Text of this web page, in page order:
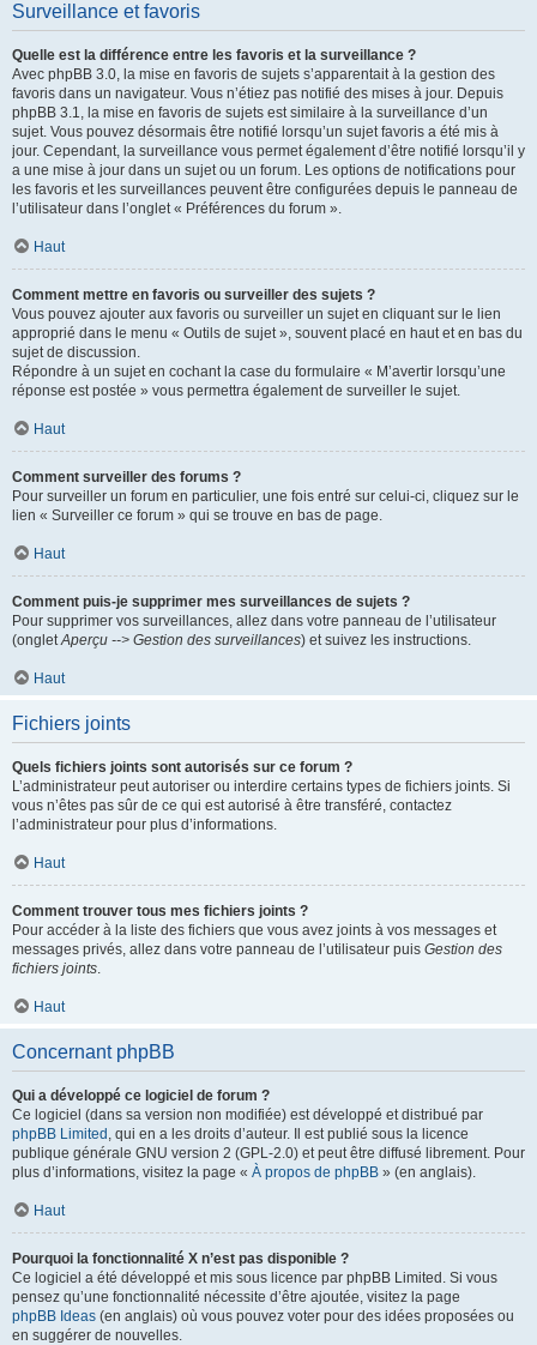
Surveillance et favoris
Quelle est la différence entre les favoris et la surveillance ?
Avec phpBB 3.0, la mise en favoris de sujets s’apparentait à la gestion des
favoris dans un navigateur. Vous n’étiez pas notifié des mises à jour. Depuis
phpBB 3.1, la mise en favoris de sujets est similaire à la surveillance d’un
sujet. Vous pouvez désormais être notifié lorsqu’un sujet favoris a été mis à
jour. Cependant, la surveillance vous permet également d’être notifié lorsqu’il y
a une mise à jour dans un sujet ou un forum. Les options de notifications pour
les favoris et les surveillances peuvent être configurées depuis le panneau de
l’utilisateur dans l’onglet « Préférences du forum ».
Haut
Comment mettre en favoris ou surveiller des sujets ?
Vous pouvez ajouter aux favoris ou surveiller un sujet en cliquant sur le lien
approprié dans le menu « Outils de sujet », souvent placé en haut et en bas du
sujet de discussion.
Répondre à un sujet en cochant la case du formulaire « M’avertir lorsqu’une
réponse est postée » vous permettra également de surveiller le sujet.
Haut
Comment surveiller des forums ?
Pour surveiller un forum en particulier, une fois entré sur celui-ci, cliquez sur le
lien « Surveiller ce forum » qui se trouve en bas de page.
Haut
Comment puis-je supprimer mes surveillances de sujets ?
Pour supprimer vos surveillances, allez dans votre panneau de l’utilisateur
(ongletAperçu --> Gestion des surveillances) et suivez les instructions.
Haut
Fichiers joints
Quels fichiers joints sont autorisés sur ce forum ?
L’administrateur peut autoriser ou interdire certains types de fichiers joints. Si
vous n’êtes pas sûr de ce qui est autorisé à être transféré, contactez
l’administrateur pour plus d’informations.
Haut
Comment trouver tous mes fichiers joints ?
Pour accéder à la liste des fichiers que vous avez joints à vos messages et
messages privés, allez dans votre panneau de l’utilisateur puis Gestion des
fichiers joints.
Haut
Concernant phpBB
Qui a développé ce logiciel de forum ?
Ce logiciel (dans sa version non modifiée) est développé et distribué par
phpBB Limited , qui en a les droits d’auteur. Il est publié sous la licence
publique générale GNU version 2 (GPL-2.0) et peut être diffusé librement. Pour
plus d’informations, visitez la page « À propos de phpBB » (en anglais).
Haut
Pourquoi la fonctionnalité X n’est pas disponible ?
Ce logiciel a été développé et mis sous licence par phpBB Limited. Si vous
pensez qu’une fonctionnalité nécessite d’être ajoutée, visitez la page
phpBB Ideas (en anglais) où vous pouvez voter pour des idées proposées ou
en suggérer de nouvelles.